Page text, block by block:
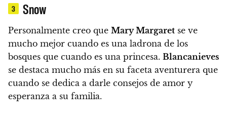
3 Snow
Personalmente creo que Mary Margaret se ve
mucho mejor cuando es una ladrona de los
bosques que cuando es una princesa. Blancanieves
se destaca mucho más en su faceta aventurera que
cuando se dedica a darle consejos de amor y
esperanza a su familia.